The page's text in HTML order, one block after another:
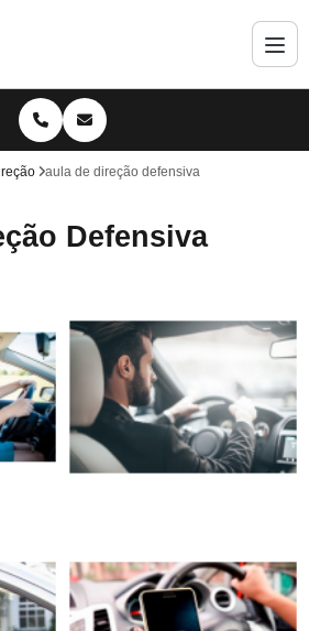
aula de direção defensiva
Defensiva